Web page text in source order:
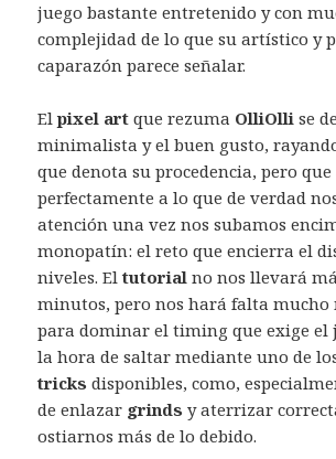
juego bastante entretenido y con
complejidad de lo que su artístico y
caparazón parece señalar.
Elpixel art que rezuma OlliOlli se
minimalista y el buen gusto,
que denota su procedencia, pero
perfectamente a lo que de verdad
atención una vez nos subamos
monopatín: el reto que encierra el
niveles. Eltutorial no nos llevará
minutos, pero nos hará falta mucho
para dominar el timing que exige el
la hora de saltar mediante uno de
tricks disponibles, como,
de enlazar grinds y aterrizar
ostiarnos más de lo debido.